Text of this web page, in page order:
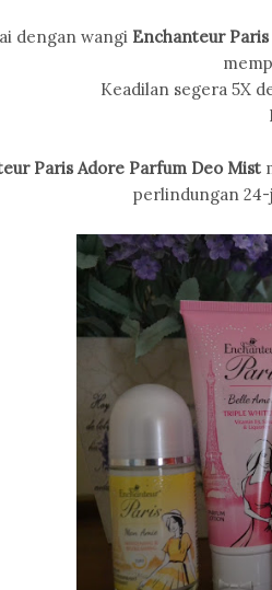
dengan wangi Enchanteur
Keadilan segera 5X
Paris Adore Parfum Deo Mist
perlindungan